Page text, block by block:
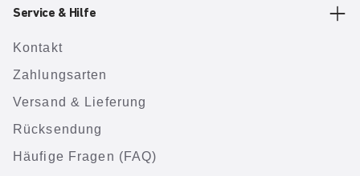
Service & Hilfe
Kontakt
Zahlungsarten
Versand & Lieferung
Rücksendung
Häufige Fragen (FAQ)